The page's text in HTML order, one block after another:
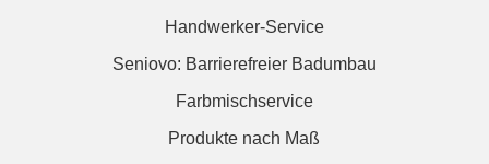
Handwerker-Service
Seniovo: Barrierefreier Badumbau
Farbmischservice
Produkte nach Maß